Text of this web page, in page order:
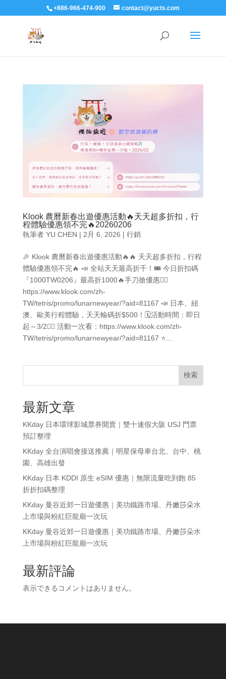
+886-966-474-900 contact@yucts.com
Klook 農曆新春出遊優惠活動🔥天天超多折扣，行
程體驗優惠領不完🔥20260206
執筆者 YU CHEN | 2月 6, 2026 | 行銷
🎉 Klook 農曆新春出遊優惠活動🔥🔥 天天超多折扣，行程
體驗優惠領不完🔥 📣 全站天天最高折千！🎟️ 今日折扣碼
『1000TW0206』最高折1000🔥手刀搶優惠👉🏻
https://www.klook.com/zh-
TW/tetris/promo/lunarnewyear/?aid=81167 📣 日本、紐
澳、歐美行程體驗，天天輸碼折$500！🗓️活動時間：即日
起～3/2👉🏻 活動一次看：https://www.klook.com/zh-
TW/tetris/promo/lunarnewyear/?aid=81167 ⭐...
検索
最新文章
KKday 日本環球影城票券開賣｜雙十連假大阪 USJ 門票
預訂整理
KKday 全台演唱會接送推薦｜明星保母車台北、台中、桃
園、高雄出發
KKday 日本 KDDI 原生 eSIM 優惠｜無限流量吃到飽 85
折折扣碼整理
KKday 曼谷近郊一日遊優惠｜美功鐵路市場、丹嫩莎朵水
上市場與粉紅巨龍廟一次玩
KKday 曼谷近郊一日遊優惠｜美功鐵路市場、丹嫩莎朵水
上市場與粉紅巨龍廟一次玩
最新評論
表示できるコメントはありません。